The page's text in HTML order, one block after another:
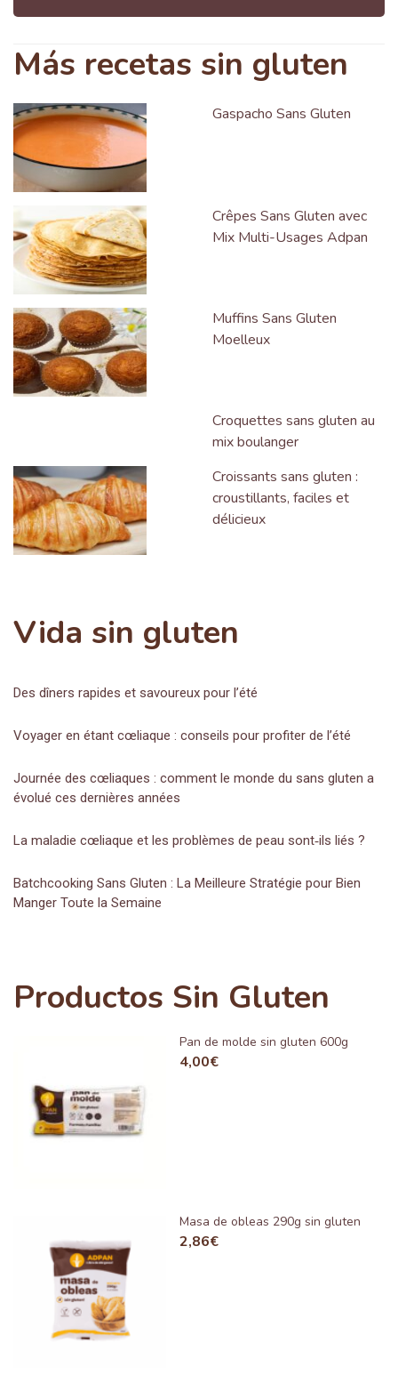
Más recetas sin gluten
Gaspacho Sans Gluten
Crêpes Sans Gluten avec
Mix Multi-Usages Adpan
Muffins Sans Gluten
Moelleux
Croquettes sans gluten au
mix boulanger
Croissants sans gluten :
croustillants, faciles et
délicieux
Vida sin gluten
Des dîners rapides et savoureux pour l’été
Voyager en étant cœliaque : conseils pour profiter de l’été
Journée des cœliaques : comment le monde du sans gluten a
évolué ces dernières années
La maladie cœliaque et les problèmes de peau sont‑ils liés ?
Batchcooking Sans Gluten : La Meilleure Stratégie pour Bien
Manger Toute la Semaine
Productos Sin Gluten
Pan de molde sin gluten 600g
4,00€
Masa de obleas 290g sin gluten
2,86€